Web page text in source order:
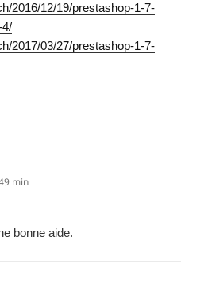
2016/12/19/prestashop-1-7-
2017/03/27/prestashop-1-7-
min
bonne aide.